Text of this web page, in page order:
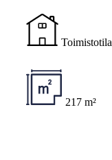
Toimistotila
217 m²